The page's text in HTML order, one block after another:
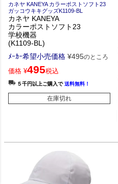
カネヤ KANEYA カラーポストソフト23
ガッコウキキグッズK1109-BL
カネヤ KANEYA
カラーポストソフト23
学校機器
(K1109-BL)
ﾒｰｶｰ希望小売価格 ¥495のところ
価格 ¥495税込
５千円以上ご購入で送料無料！
在庫切れ